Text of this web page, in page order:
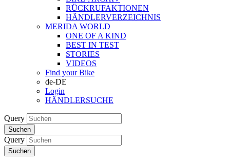
RÜCKRUFAKTIONEN
HÄNDLERVERZEICHNIS
MERIDA WORLD
ONE OF A KIND
BEST IN TEST
STORIES
VIDEOS
Find your Bike
de-DE
Login
HÄNDLERSUCHE
Query
Suchen
Query
Suchen